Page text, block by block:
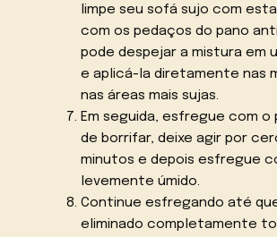
limpe seu sofá sujo com
com os pedaços do pano
pode despejar a mistura em
e aplicá-la diretamente nas
nas áreas mais sujas.
Em seguida, esfregue com o
de borrifar, deixe agir por
minutos e depois esfregue
levemente úmido.
Continue esfregando até
eliminado completamente